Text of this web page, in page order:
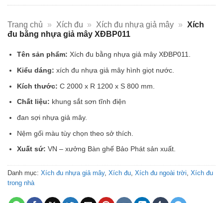
Trang chủ » Xích đu » Xích đu nhựa giả mây » Xích
đu bằng nhựa giả mây XĐBP011
Tên sản phẩm: Xích đu bằng nhựa giả mây XĐBP011.
Kiểu dáng: xích đu nhựa giả mây hình giọt nước.
Kích thước: C 2000 x R 1200 x S 800 mm.
Chất liệu: khung sắt sơn tĩnh điện
đan sợi nhựa giả mây.
Nệm gối màu tùy chọn theo sở thích.
Xuất sứ: VN – xưởng Bàn ghế Bảo Phát sản xuất.
Danh mục: Xích đu nhựa giả mây, Xích đu Xích đu ngoài trời Xích đu
trong nhà